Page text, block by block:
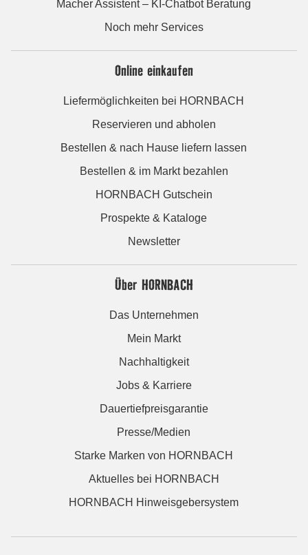
Macher Assistent – KI-Chatbot Beratung
Noch mehr Services
Online einkaufen
Liefermöglichkeiten bei HORNBACH
Reservieren und abholen
Bestellen & nach Hause liefern lassen
Bestellen & im Markt bezahlen
HORNBACH Gutschein
Prospekte & Kataloge
Newsletter
Über HORNBACH
Das Unternehmen
Mein Markt
Nachhaltigkeit
Jobs & Karriere
Dauertiefpreisgarantie
Presse/Medien
Starke Marken von HORNBACH
Aktuelles bei HORNBACH
HORNBACH Hinweisgebersystem